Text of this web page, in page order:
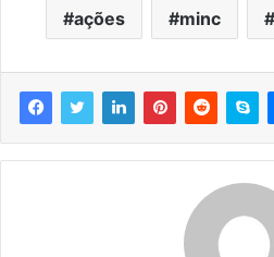
ações minc